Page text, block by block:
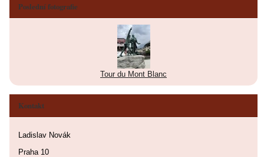
Poslední fotografie
Tour du Mont Blanc
Kontakt
Ladislav Novák
Praha 10